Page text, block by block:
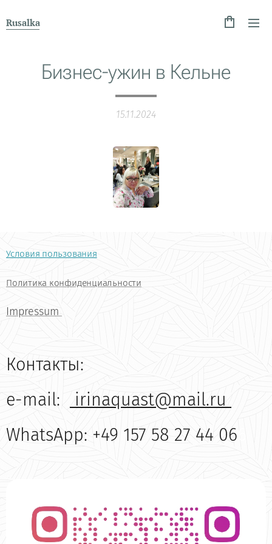
Rusalka
Бизнес-ужин в Кельне
15.11.2024
Условия пользования
Политика конфиденциальности
Impressum
Контакты:
e-mail:
irinaquast@mail.ru
WhatsApp: +49 157 58 27 44 06